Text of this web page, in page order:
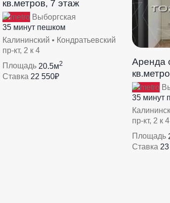
кв.метров, 7 этаж
Выборгская
35 минут пешком
Калининский • Кондратьевский
пр-кт, 2 к 4
Площадь 20.5м2
Ставка 22 550₽
Аренда
35 минут
пр-кт, 2 к 4
Площадь
Ставка